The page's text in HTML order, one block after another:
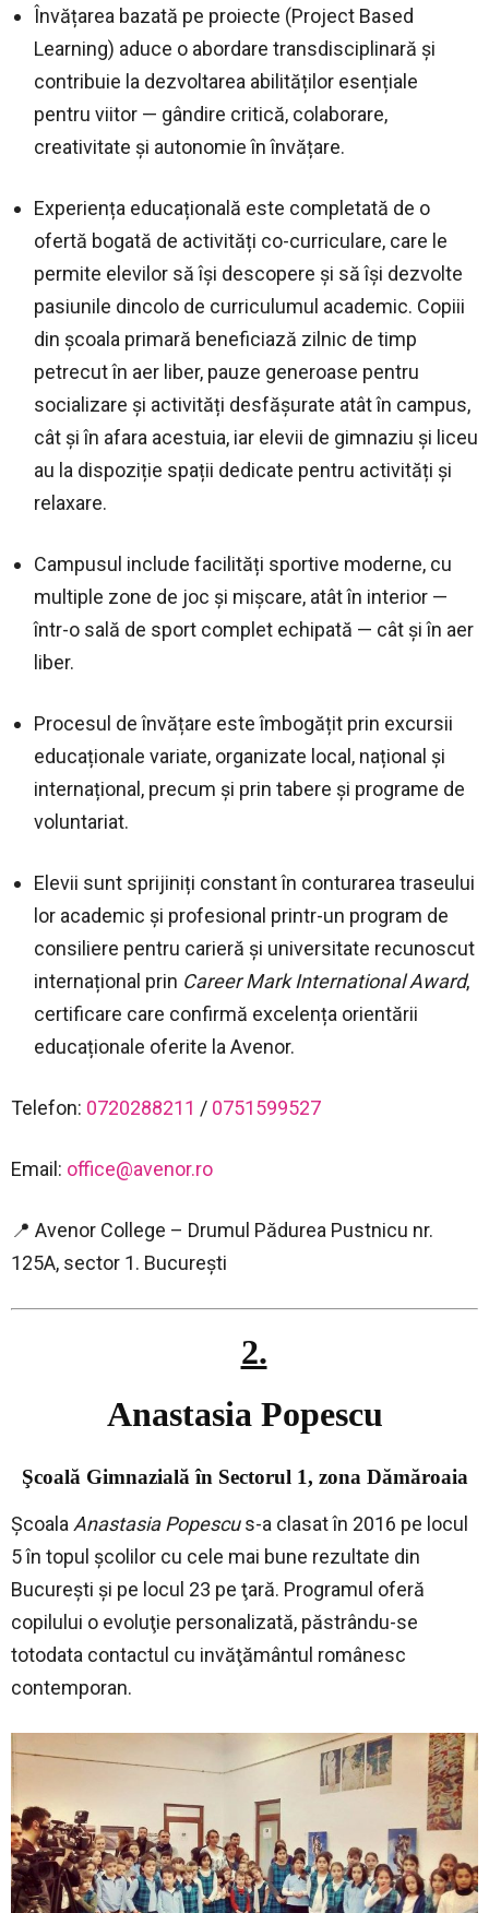
Învățarea bazată pe proiecte (Project Based
Learning) aduce o abordare transdisciplinară și
contribuie la dezvoltarea abilităților esențiale
pentru viitor — gândire critică, colaborare,
creativitate și autonomie în învățare.
Experiența educațională este completată de o
ofertă bogată de activități co-curriculare, care le
permite elevilor să își descopere și să își dezvolte
pasiunile dincolo de curriculumul academic. Copiii
din școala primară beneficiază zilnic de timp
petrecut în aer liber, pauze generoase pentru
socializare și activități desfășurate atât în campus,
cât și în afara acestuia, iar elevii de gimnaziu și liceu
au la dispoziție spații dedicate pentru activități și
relaxare.
Campusul include facilități sportive moderne, cu
multiple zone de joc și mișcare, atât în interior —
într-o sală de sport complet echipată — cât și în aer
liber.
Procesul de învățare este îmbogățit prin excursii
educaționale variate, organizate local, național și
internațional, precum și prin tabere și programe de
voluntariat.
Elevii sunt sprijiniți constant în conturarea traseului
lor academic și profesional printr-un program de
consiliere pentru carieră și universitate recunoscut
internațional prin Career Mark International Award,
certificare care confirmă excelența orientării
educaționale oferite la Avenor.
Telefon: 0720288211 / 0751599527
Email: office@avenor.ro
📍 Avenor College – Drumul Pădurea Pustnicu nr.
125A, sector 1. București
2.
Anastasia Popescu
Şcoală Gimnazială în Sectorul 1, zona Dămăroaia
Şcoala Anastasia Popescus-a clasat în 2016 pe locul
5 în topul şcolilor cu cele mai bune rezultate din
Bucureşti şi pe locul 23 pe ţară. Programul oferă
copilului o evoluţie personalizată, păstrându-se
totodata contactul cu invăţământul românesc
contemporan.